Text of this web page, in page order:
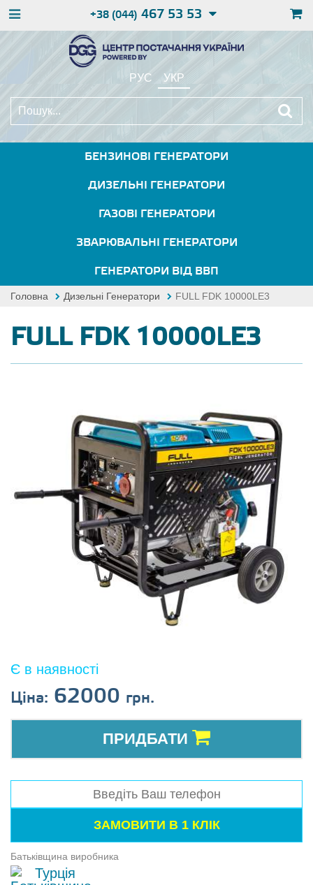
+38 (044) 467 53 53
РУС УКР
БЕНЗИНОВІ ГЕНЕРАТОРИ
ДИЗЕЛЬНІ ГЕНЕРАТОРИ
ГАЗОВІ ГЕНЕРАТОРИ
ЗВАРЮВАЛЬНІ ГЕНЕРАТОРИ
ГЕНЕРАТОРИ ВІД ВВП
Головна Дизельні Генератори FULL FDK 10000LE3
FULL FDK 10000LE3
Є в наявності
Ціна: 62000 грн.
ПРИДБАТИ
Батьківщина виробника
Турція